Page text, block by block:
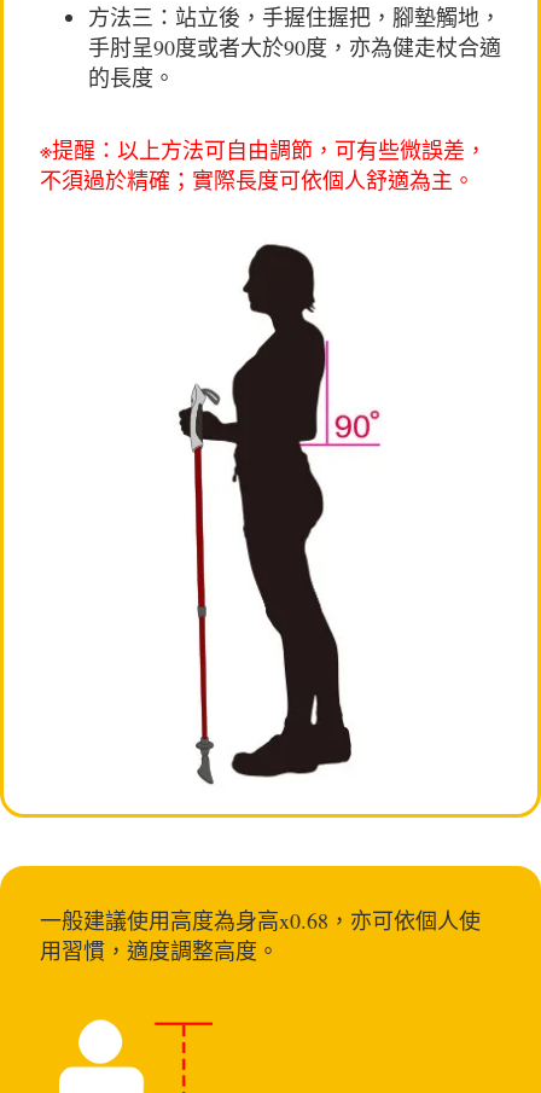
方法三：站立後，手握住握把，腳墊觸地，
手肘呈90度或者大於90度，亦為健走杖合適
的長度。
※提醒：以上方法可自由調節，可有些微誤差，
不須過於精確；實際長度可依個人舒適為主。
一般建議使用高度為身高x0.68，亦可依個人使
用習慣，適度調整高度。